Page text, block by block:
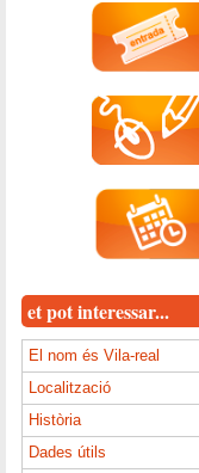
et pot interessar...
El nom és Vila-real
Localització
Història
Dades útils